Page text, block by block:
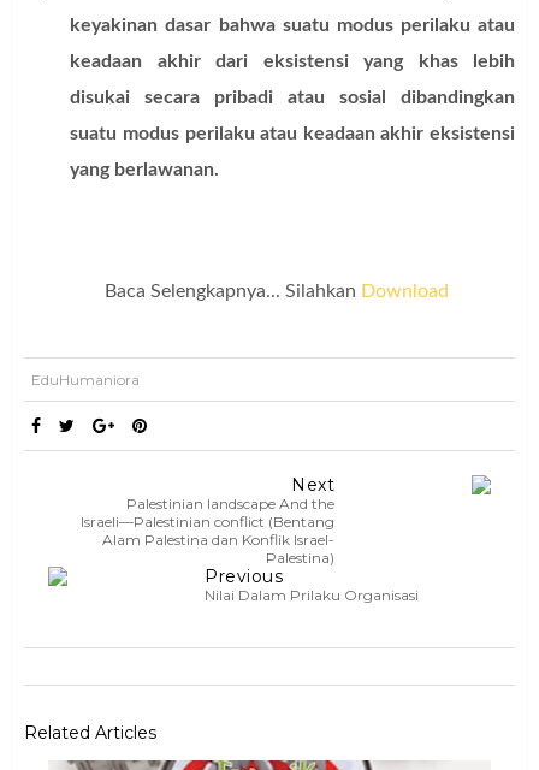
keyakinan dasar bahwa suatu modus perilaku atau
keadaan akhir dari eksistensi yang khas lebih
disukai secara pribadi atau sosial dibandingkan
suatu modus perilaku atau keadaan akhir eksistensi
yang berlawanan.
Baca Selengkapnya... Silahkan Download
EduHumaniora
Next
Palestinian landscape And the
Israeli––Palestinian conflict (Bentang
Alam Palestina dan Konflik Israel-
Palestina)
Previous
Nilai Dalam Prilaku Organisasi
Related Articles